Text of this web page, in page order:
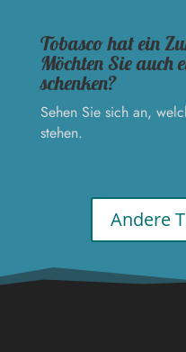
Tobasco hat ein
Möchten Sie auch
schenken?
Sehen Sie sich an,
stehen.
Andere